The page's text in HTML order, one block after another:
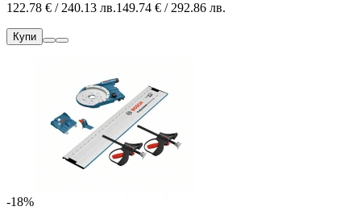
122.78 € / 240.13 лв.149.74 € / 292.86 лв.
Купи
-18%